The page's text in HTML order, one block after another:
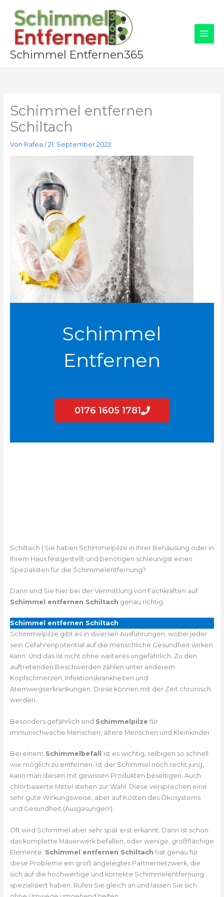
Inhalt
springen
Schimmel Entfernen365
Schimmel entfernen
Schiltach
Von Rafea /21. September 2022
Schimmel
Entfernen
0176 1605 1781
Schiltach | Sie haben Schimmelpilze in Ihrer Behausung oder in
Ihrem Haus festgestellt und benötigen schleunigst einen
Spezialisten für die Schimmelentfernung?
Dann sind Sie hier bei der Vermittlung von Fachkräften auf
Schimmel entfernen Schiltach genau richtig.
Schimmel entfernen Schiltach
Schimmelpilze gibt es in diversen Ausführungen, wobei jeder
sein Gefahrenpotential auf die menschliche Gesundheit wirken
kann. Und das ist nicht ohne weiteres ungefährlich. Zu den
auftretenden Beschwerden zählen unter anderem
Kopfschmerzen, Infektionskrankheiten und
Atemwegserkrankungen. Diese können mit der Zeit chronisch
werden.
Besonders gefährlich sind Schimmelpilze für
immunschwache Menschen, ältere Menschen und Kleinkinder.
Bei einem Schimmelbefall ist es wichtig, selbigen so schnell
wie möglich zu entfernen. Ist der Schimmel noch recht jung,
kann man diesen mit gewissen Produkten beseitigen. Auch
chlorbasierte Mittel stehen zur Wahl. Diese versprechen eine
sehr gute Wirkungsweise, aber auf Kosten des Ökosystems
und Gesundheit (Ausgasungen!).
Oft wird Schimmel aber sehr spät erst erkannt. Dann ist schon
das komplette Mauerwerk befallen, oder wenige, großflächige
Elemente. Schimmel entfernen Schiltach hat genau für
diese Probleme ein groß angelegtes Partnernetzwerk, die
sich auf die hochwertige und korrekte Schimmelentfernung
spezialisiert haben. Rufen Sie gleich an und lassen Sie sich